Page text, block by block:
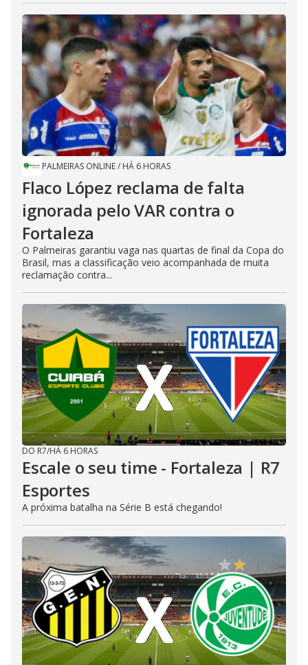
PALMEIRAS ONLINE/ HÁ 6 HORAS
Flaco López reclama de falta
ignorada pelo VAR contra o
Fortaleza
O Palmeiras garantiu vaga nas quartas de final da Copa do
Brasil, mas a classificação veio acompanhada de muita
reclamação contra...
DO R7/HÁ 6 HORAS
Escale o seu time - Fortaleza | R7
Esportes
A próxima batalha na Série B está chegando!